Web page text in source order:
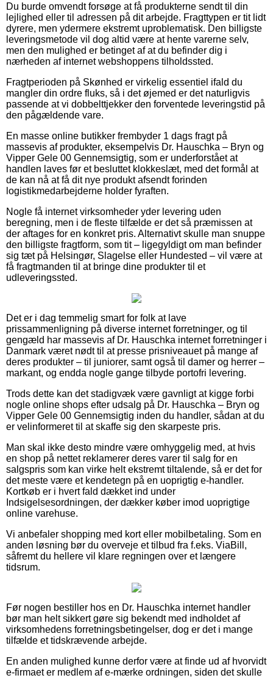
Du burde omvendt forsøge at få produkterne sendt til din
lejlighed eller til adressen på dit arbejde. Fragttypen er tit lidt
dyrere, men ydermere ekstremt uproblematisk. Den billigste
leveringsmetode vil dog altid være at hente varerne selv,
men den mulighed er betinget af at du befinder dig i
nærheden af internet webshoppens tilholdssted.
Fragtperioden på Skønhed er virkelig essentiel ifald du
mangler din ordre fluks, så i det øjemed er det naturligvis
passende at vi dobbelttjekker den forventede leveringstid på
den pågældende vare.
En masse online butikker frembyder 1 dags fragt på
massevis af produkter, eksempelvis Dr. Hauschka – Bryn og
Vipper Gele 00 Gennemsigtig, som er underforstået at
handlen laves før et besluttet klokkeslæt, med det formål at
de kan nå at få dit nye produkt afsendt forinden
logistikmedarbejderne holder fyraften.
Nogle få internet virksomheder yder levering uden
beregning, men i de fleste tilfælde er det så præmissen at
der aftages for en konkret pris. Alternativt skulle man snuppe
den billigste fragtform, som tit – ligegyldigt om man befinder
sig tæt på Helsingør, Slagelse eller Hundested – vil være at
få fragtmanden til at bringe dine produkter til et
udleveringssted.
Det er i dag temmelig smart for folk at lave
prissammenligning på diverse internet forretninger, og til
gengæld har massevis af Dr. Hauschka internet forretninger i
Danmark været nødt til at presse prisniveauet på mange af
deres produkter – til juniorer, samt også til damer og herrer –
markant, og endda nogle gange tilbyde portofri levering.
Trods dette kan det stadigvæk være gavnligt at kigge forbi
nogle online shops efter udsalg på Dr. Hauschka – Bryn og
Vipper Gele 00 Gennemsigtig inden du handler, sådan at du
er velinformeret til at skaffe sig den skarpeste pris.
Man skal ikke desto mindre være omhyggelig med, at hvis
en shop på nettet reklamerer deres varer til salg for en
salgspris som kan virke helt ekstremt tiltalende, så er det for
det meste være et kendetegn på en uoprigtig e-handler.
Kortkøb er i hvert fald dækket ind under
Indsigelsesordningen, der dækker køber imod uoprigtige
online varehuse.
Vi anbefaler shopping med kort eller mobilbetaling. Som en
anden løsning bør du overveje et tilbud fra f.eks. ViaBill,
såfremt du hellere vil klare regningen over et længere
tidsrum.
Før nogen bestiller hos en Dr. Hauschka internet handler
bør man helt sikkert gøre sig bekendt med indholdet af
virksomhedens forretningsbetingelser, dog er det i mange
tilfælde et tidskrævende arbejde.
En anden mulighed kunne derfor være at finde ud af hvorvidt
e-firmaet er medlem af e-mærke ordningen, siden det skulle